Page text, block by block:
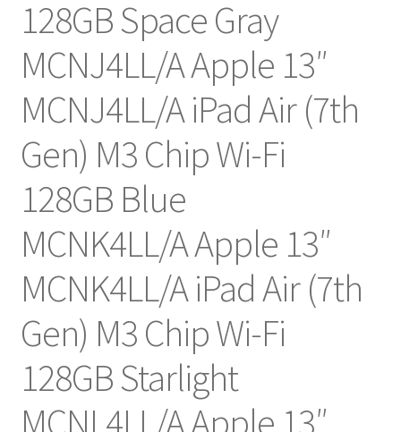
128GB Space Gray
MCNJ4LL/A Apple 13″
MCNJ4LL/A iPad Air (7th
Gen) M3 Chip Wi-Fi
128GB Blue
MCNK4LL/A Apple 13″
MCNK4LL/A iPad Air (7th
Gen) M3 Chip Wi-Fi
128GB Starlight
MCNL4LL/A Apple 13″